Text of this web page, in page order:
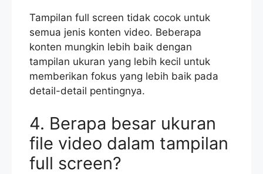
Tampilan full screen tidak cocok untuk
semua jenis konten video. Beberapa
konten mungkin lebih baik dengan
tampilan ukuran yang lebih kecil untuk
memberikan fokus yang lebih baik pada
detail-detail pentingnya.
4. Berapa besar ukuran
file video dalam tampilan
full screen?